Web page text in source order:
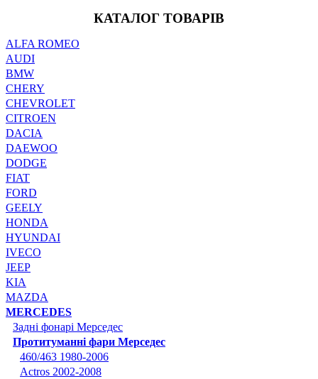
КАТАЛОГ ТОВАРІВ
ALFA ROMEO
AUDI
BMW
CHERY
CHEVROLET
CITROEN
DACIA
DAEWOO
DODGE
FIAT
FORD
GEELY
HONDA
HYUNDAI
IVECO
JEEP
KIA
MAZDA
MERCEDES
Задні фонарі Мерседес
Протитуманні фари Мерседес
460/463 1980-2006
Actros 2002-2008